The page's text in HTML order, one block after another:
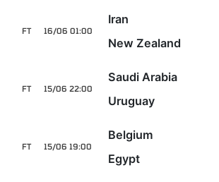
16/06 01:00
FT
Iran
New Zealand
15/06 22:00
FT
Saudi Arabia
Uruguay
15/06 19:00
FT
Belgium
Egypt